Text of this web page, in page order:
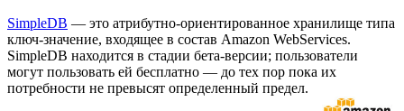
SimpleDB — это атрибутно-ориентированное хранилище типа
ключ-значение, входящее в состав Amazon WebServices.
SimpleDB находится в стадии бета-версии; пользователи
могут пользовать ей бесплатно — до тех пор пока их
потребности не превысят определенный предел.